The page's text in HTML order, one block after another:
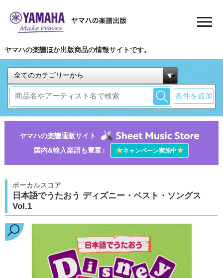
ヤマハの楽譜ほか出版商品の情報サイトです。
条件を追加
ヤマハの楽譜通販サイト
国内&輸入楽譜も豊富♪
★キャンペーン実施中★
ボーカルスコア
日本語でうたおう ディズニー・ベスト・ソングス
Vol.1